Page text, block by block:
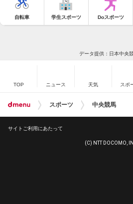
自転車 学生スポーツ Doスポーツ
データ提供：日本中央
TOP ニュース 天気 スポ
スポーツ 中央競馬
サイトご利用にあたって
(C) NTT DOCOMO,